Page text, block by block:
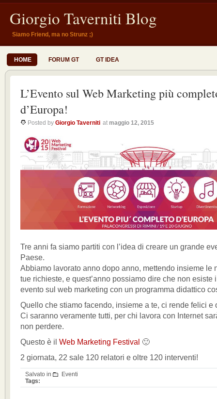
Giorgio Taverniti Blog
Siamo Friend, ma no Strunz ;)
HOME FORUM GT GT IDEA
L’Evento sul Web Marketing più
d’Europa!
Posted by Giorgio Taverniti at maggio 12, 2015
Tre anni fa siamo partiti con l’idea di creare un grande
Paese.
Abbiamo lavorato anno dopo anno, mettendo insieme le
tue richieste, e quest’anno possiamo dire che non esiste
evento sul web marketing con un programma didattico
Quello che stiamo facendo, insieme a te, ci rende felici e
Ci saranno veramente tutti, per chi lavora con Internet
non perdere.
Questo è il Web Marketing Festival 🙂
2 giornata, 22 sale 120 relatori e oltre 120 interventi!
Salvato in
Eventi
Tags: